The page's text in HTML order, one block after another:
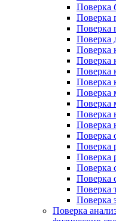
Поверка
Поверка
Поверка
Поверка
Поверка
Поверка
Поверка
Поверка
Поверка
Поверка
Поверка
Поверка
Поверка
Поверка
Поверка
Поверка
Поверка
Поверка
Поверка
Поверка